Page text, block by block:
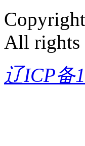
All rights
辽ICP备